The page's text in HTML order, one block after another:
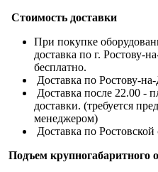
Стоимость доставки
При покупке
доставка по г. Ростову-
бесплатно.
Доставка по Ростову-
Доставка после 22.00 -
доставки. (требуется
менеджером)
Доставка по
Подъем крупногабаритного